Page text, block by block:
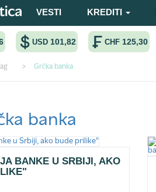
VESTI KREDITI
USD 101,82 CHF 125,30
Tag > Grčka banka
banka
BANKE U SRBIJI, AKO